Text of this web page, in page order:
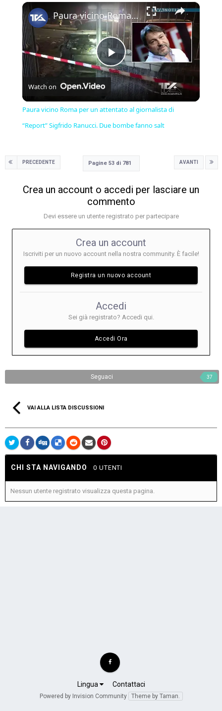
×
Play
Video
Paura vicino Roma per un attentato al giornalista di “Report” Sigfrido Ranucci. Due bombe fanno salt
Watch on
Paura vicino Roma per un attentato al giornalista di
“Report” Sigfrido Ranucci. Due bombe fanno salt
PRECEDENTE AVANTI
Pagine 53 di 781
Crea un account o accedi per lasciare un
commento
Devi essere un utente registrato per partecipare
Crea un account
Iscriviti per un nuovo account nella nostra community. È facile!
Registra un nuovo account
Accedi
Sei già registrato? Accedi qui.
Accedi Ora
Seguaci 37
VAI ALLA LISTA DISCUSSIONI
CHI STA NAVIGANDO 0 UTENTI
Nessun utente registrato visualizza questa pagina.
Lingua Contattaci
Powered by Invision Community Theme by Taman.